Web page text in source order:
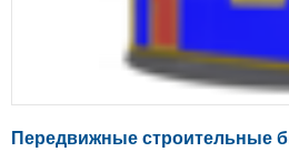
Передвижные строительные